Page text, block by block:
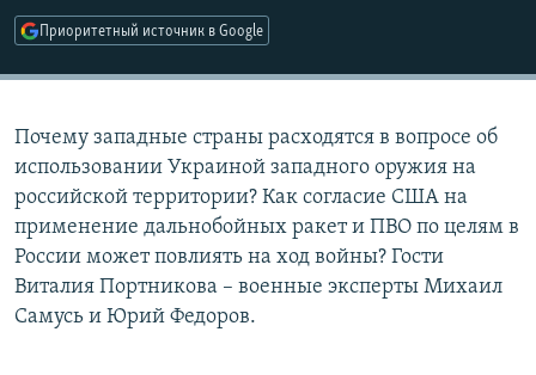
Приоритетный источник в Google
Почему западные страны расходятся в вопросе об
использовании Украиной западного оружия на
российской территории? Как согласие США на
применение дальнобойных ракет и ПВО по целям в
России может повлиять на ход войны? Гости
Виталия Портникова – военные эксперты Михаил
Самусь и Юрий Федоров.